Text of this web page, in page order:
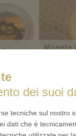
tesori
Monete
di
Monete
cresima
dei suoi
tecniche sul nostro
dati che è